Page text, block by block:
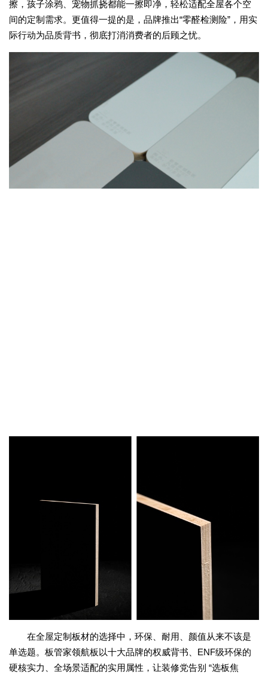
擦，孩子涂鸦、宠物抓挠都能一擦即净，轻松适配全屋各个空
间的定制需求。更值得一提的是，品牌推出“零醛检测险”，用实
际行动为品质背书，彻底打消消费者的后顾之忧。
在全屋定制板材的选择中，环保、耐用、颜值从来不该是
单选题。板管家领航板以十大品牌的权威背书、ENF级环保的
硬核实力、全场景适配的实用属性，让装修党告别 “选板焦